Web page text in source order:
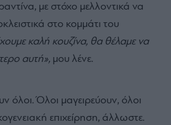
με στόχο μελλοντικά να
στο κομμάτι του
καλή κουζίνα, θα θέλαμε να
αυτή», μου λένε.
όλοι. Όλοι μαγειρεύουν, όλοι
επιχείρηση, άλλωστε.